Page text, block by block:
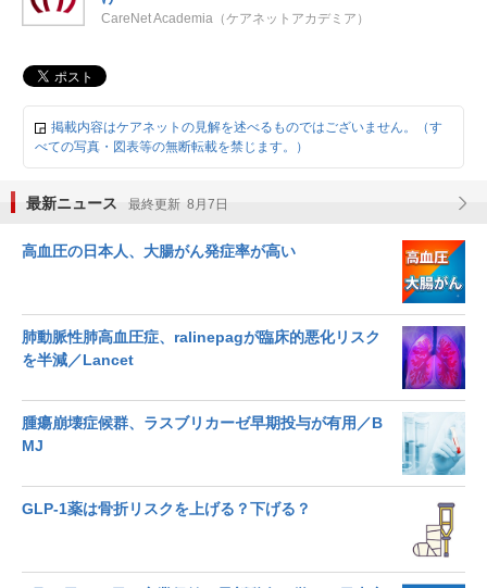
CareNet Academia（ケアネットアカデミア）
掲載内容はケアネットの見解を述べるものではございません。（す
べての写真・図表等の無断転載を禁じます。）
最新ニュース 最終更新 8月7日
高血圧の日本人、大腸がん発症率が高い
肺動脈性肺高血圧症、ralinepagが臨床的悪化リスク
を半減／Lancet
腫瘍崩壊症候群、ラスブリカーゼ早期投与が有用／B
MJ
GLP-1薬は骨折リスクを上げる？下げる？